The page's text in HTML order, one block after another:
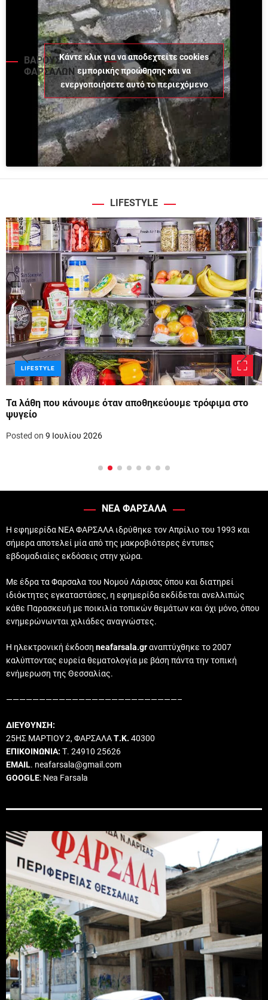
ΒΑΡΟΥΣΙ
ΦΑΡΣΑΛΩΝ
Κάντε κλικ για να αποδεχτείτε cookies
εμπορικής προώθησης και να
ενεργοποιήσετε αυτό το περιεχόμενο
LIFESTYLE
LIFESTYLE
Τα λάθη που κάνουμε όταν αποθηκεύουμε τρόφιμα στο
ψυγείο
Posted on 9 Ιουλίου 2026
ΝΕΑ ΦΑΡΣΑΛΑ
Η εφημερίδα ΝΕΑ ΦΑΡΣΑΛΑ ιδρύθηκε τον Απρίλιο του 1993 και
σήμερα αποτελεί μία από της μακροβιότερες έντυπες
εβδομαδιαίες εκδόσεις στην χώρα.
Με έδρα τα Φαρσαλα του Νομού Λάρισας όπου και διατηρεί
ιδιόκτητες εγκαταστάσες, η εφημερίδα εκδίδεται ανελλιπώς
κάθε Παρασκευή με ποικιλία τοπικών θεμάτων και όχι μόνο, όπου
ενημερώνωνται χιλιάδες αναγνώστες.
Η ηλεκτρονική έκδοση neafarsala.grαναπτύχθηκε το 2007
καλύπτοντας ευρεία θεματολογία με βάση πάντα την τοπική
ενήμερωση της Θεσσαλίας.
——————————————————————————–
ΔΙΕΥΘΥΝΣΗ:
25ΗΣ ΜΑΡΤΙΟΥ 2, ΦΑΡΣΑΛΑΤ.Κ. 40300
ΕΠΙΚΟΙΝΩΝΙΑ: Τ. 24910 25626
EMAIL. neafarsala@gmail.com
GOOGLE: Nea Farsala